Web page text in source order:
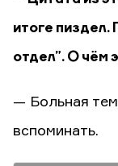
итоге пиздел.
отдел”. О чём
— Больная
вспоминать.